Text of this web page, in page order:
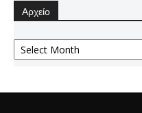
Αρχείο
Αρχείο